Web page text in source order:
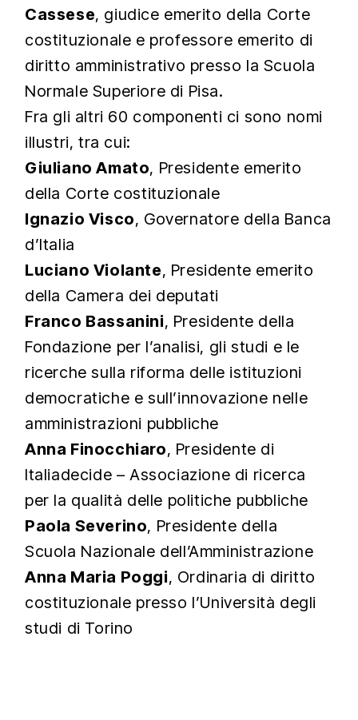
Cassese, giudice emerito della Corte
costituzionale e professore emerito di
diritto amministrativo presso la Scuola
Normale Superiore di Pisa.
Fra gli altri 60 componenti ci sono nomi
illustri, tra cui:
Giuliano Amato, Presidente emerito
della Corte costituzionale
Ignazio Visco, Governatore della Banca
d’Italia
Luciano Violante, Presidente emerito
della Camera dei deputati
Franco Bassanini, Presidente della
Fondazione per l’analisi, gli studi e le
ricerche sulla riforma delle istituzioni
democratiche e sull’innovazione nelle
amministrazioni pubbliche
Anna Finocchiaro, Presidente di
Italiadecide – Associazione di ricerca
per la qualità delle politiche pubbliche
Paola Severino, Presidente della
Scuola Nazionale dell’Amministrazione
Anna Maria Poggi, Ordinaria di diritto
costituzionale presso l’Università degli
studi di Torino